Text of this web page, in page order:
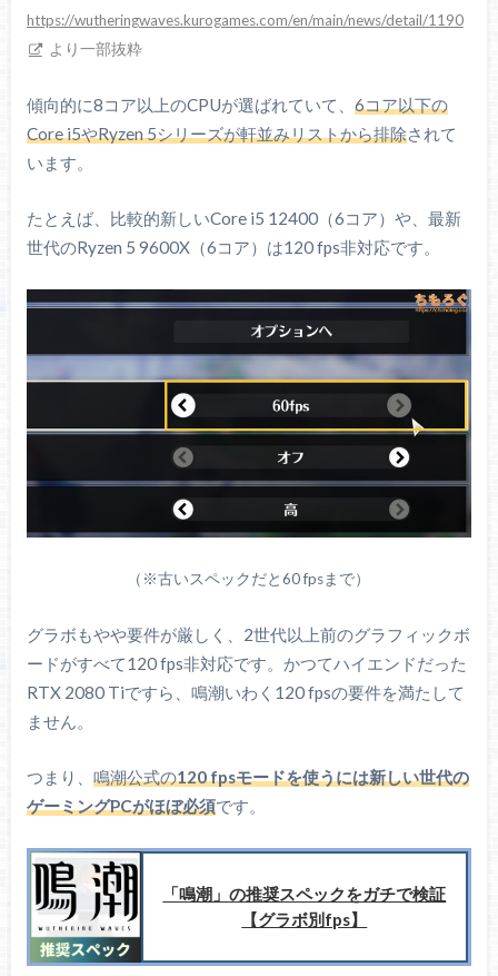
https://wutheringwaves.kurogames.com/en/main/news/detail/1190
より一部抜粋
傾向的に8コア以上のCPUが選ばれていて、 6コア以下の
Core i5やRyzen 5シリーズが軒並みリストから排除されて
います。
たとえば、比較的新しいCore i5 12400（6コア）や、最新
世代のRyzen 5 9600X（6コア）は120 fps非対応です。
（※古いスペックだと60 fpsまで）
グラボもやや要件が厳しく、2世代以上前のグラフィックボ
ードがすべて120 fps非対応です。かつてハイエンドだった
RTX 2080 Tiですら、鳴潮いわく120 fpsの要件を満たして
ません。
つまり、 鳴潮公式の120 fpsモードを使うには新しい世代の
ゲーミングPCがほぼ必須です。
「鳴潮」の推奨スペックをガチで検証
【グラボ別fps】